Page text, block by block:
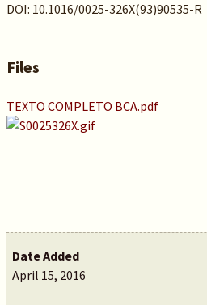
DOI: 10.1016/0025-326X(93)90535-R
Files
TEXTO COMPLETO BCA.pdf
Date Added
April 15, 2016